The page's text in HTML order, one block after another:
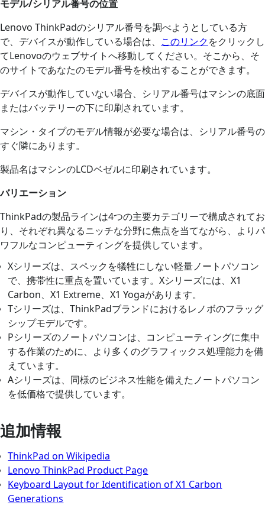
モデル/シリアル番号の位置
Lenovo ThinkPadのシリアル番号を調べようとしている方
で、デバイスが動作している場合は、 このリンクをクリックし
てLenovoのウェブサイトへ移動してください。そこから、そ
のサイトであなたのモデル番号を検出することができます。
デバイスが動作していない場合、シリアル番号はマシンの底面
またはバッテリーの下に印刷されています。
マシン・タイプのモデル情報が必要な場合は、シリアル番号の
すぐ隣にあります。
製品名はマシンのLCDベゼルに印刷されています。
バリエーション
ThinkPadの製品ラインは4つの主要カテゴリーで構成されてお
り、それぞれ異なるニッチな分野に焦点を当てながら、よりパ
ワフルなコンピューティングを提供しています。
Xシリーズは、スペックを犠牲にしない軽量ノートパソコン
で、携帯性に重点を置いています。Xシリーズには、X1
Carbon、X1 Extreme、X1 Yogaがあります。
Tシリーズは、ThinkPadブランドにおけるレノボのフラッグ
シップモデルです。
Pシリーズのノートパソコンは、コンピューティングに集中
する作業のために、より多くのグラフィックス処理能力を備
えています。
Aシリーズは、同様のビジネス性能を備えたノートパソコン
を低価格で提供しています。
追加情報
ThinkPad on Wikipedia
Lenovo ThinkPad Product Page
Keyboard Layout for Identification of X1 Carbon
Generations